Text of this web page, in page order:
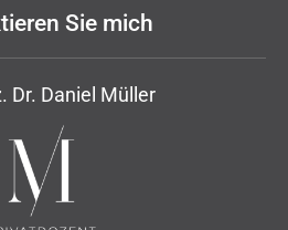
Sie mich
Dr. Daniel Müller